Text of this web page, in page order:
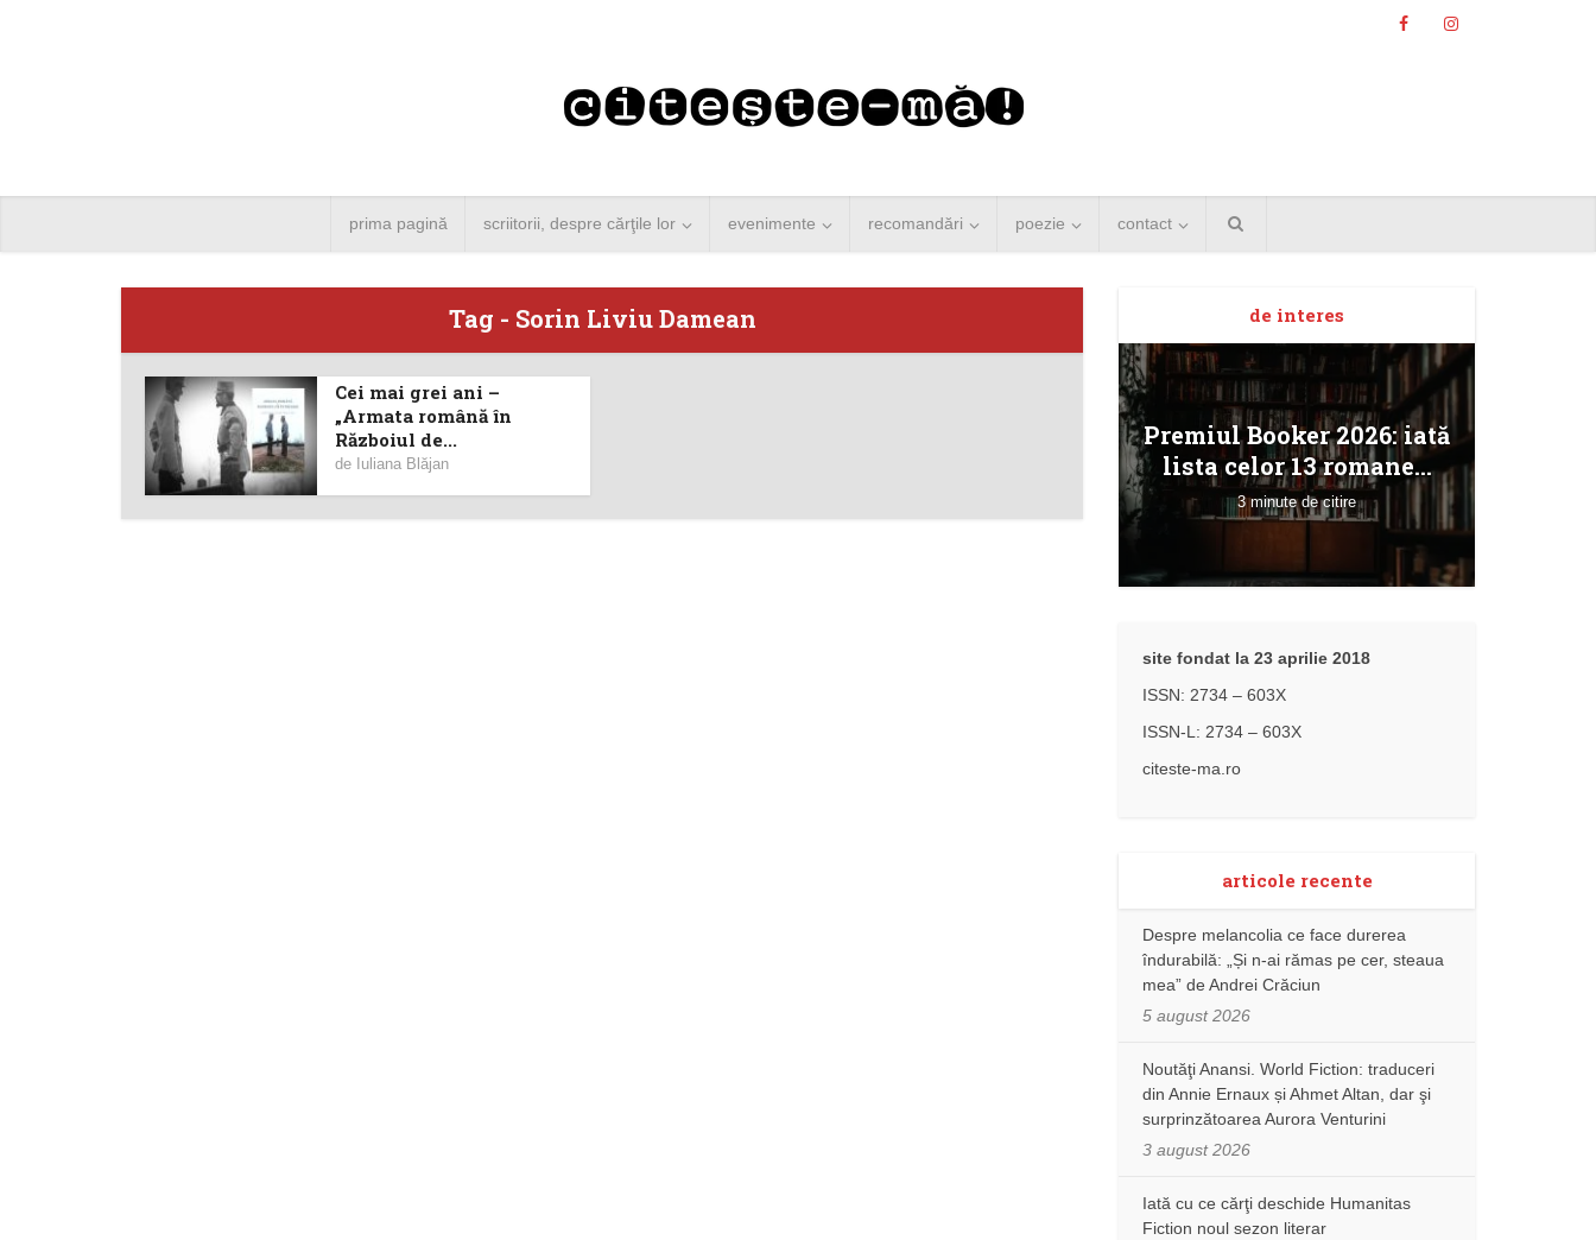
prima pagină scriitorii, despre cărţile lor evenimente recomandări poezie contact
Tag - Sorin Liviu Damean
Cei mai grei ani –
„Armata română în
Războiul de...
de Iuliana Blăjan
de interes
Angela Merkel vine la
București. Lansare de
Premiul Booker 2026: iată
lista celor 13 romane...
3 minute de citire
site fondat la 23 aprilie 2018
ISSN: 2734 – 603X
ISSN-L: 2734 – 603X
citeste-ma.ro
articole recente
Despre melancolia ce face durerea
îndurabilă: „Și n-ai rămas pe cer, steaua
mea” de Andrei Crăciun
5 august 2026
Noutăţi Anansi. World Fiction: traduceri
din Annie Ernaux și Ahmet Altan, dar şi
surprinzătoarea Aurora Venturini
3 august 2026
Iată cu ce cărţi deschide Humanitas
Fiction noul sezon literar